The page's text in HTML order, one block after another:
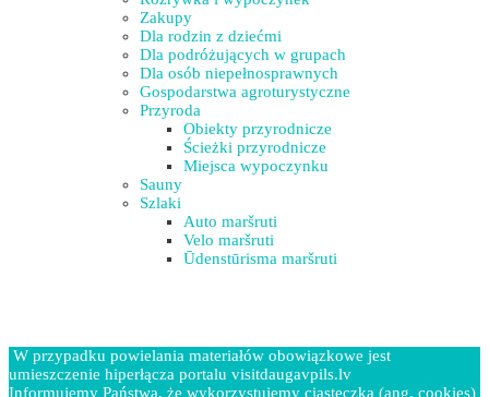
Zakupy
Dla rodzin z dziećmi
Dla podróżujących w grupach
Dla osób niepełnosprawnych
Gospodarstwa agroturystyczne
Przyroda
Obiekty przyrodnicze
Ścieżki przyrodnicze
Miejsca wypoczynku
Sauny
Szlaki
Auto maršruti
Velo maršruti
Ūdenstūrisma maršruti
W przypadku powielania materiałów obowiązkowe jest
umieszczenie hiperłącza portalu visitdaugavpils.lv
Informujemy Państwa, że wykorzystujemy ciasteczka (ang. cookies)